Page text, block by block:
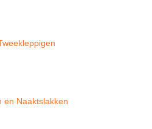
en Naaktslakken